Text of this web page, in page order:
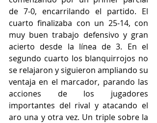
de 7-0, encarrilando el partido. El
cuarto finalizaba con un 25-14, con
muy buen trabajo defensivo y gran
acierto desde la línea de 3. En el
segundo cuarto los blanquirrojos no
se relajaron y siguieron ampliando su
ventaja en el marcador, parando las
acciones de los jugadores
importantes del rival y atacando el
aro una y otra vez. Un triple sobre la